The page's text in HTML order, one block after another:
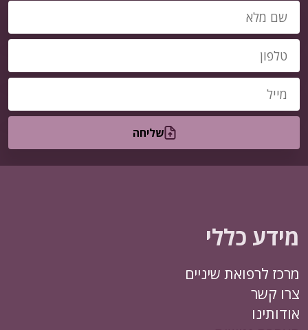
מייל
שם
שליחה
מידע כללי
מרכז לרפואת שיניים
צרו קשר
אודותינו